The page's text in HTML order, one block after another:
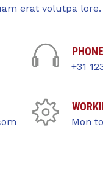
erat volutpa lore.
+31
Mon